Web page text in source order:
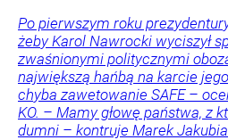
Po pierwszym roku
żeby Karol Nawrocki wyciszył
zwaśnionymi politycznymi
największą hańbą na karcie
chyba zawetowanie SAFE –
KO. – Mamy głowę państwa, z
dumni – kontruje Marek